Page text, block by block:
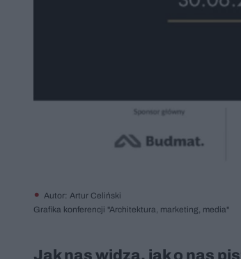
Autor: Artur Celiński
Grafika konferencji "Architektura, marketing, media"
Jak nas widzą, jak o nas